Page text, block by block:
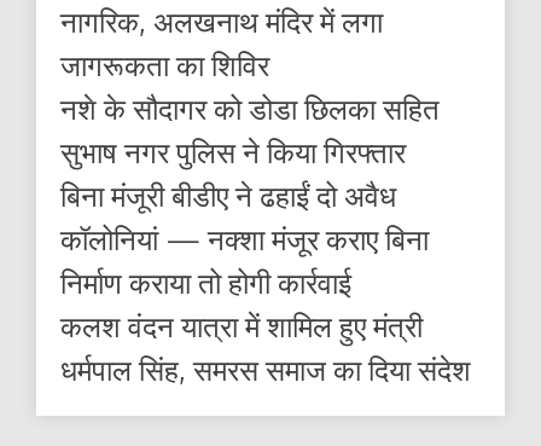
नागरिक, अलखनाथ मंदिर में लगा
जागरूकता का शिविर
नशे के सौदागर को डोडा छिलका सहित
सुभाष नगर पुलिस ने किया गिरफ्तार
बिना मंजूरी बीडीए ने ढहाईं दो अवैध
कॉलोनियां — नक्शा मंजूर कराए बिना
निर्माण कराया तो होगी कार्रवाई
कलश वंदन यात्रा में शामिल हुए मंत्री
धर्मपाल सिंह, समरस समाज का दिया संदेश